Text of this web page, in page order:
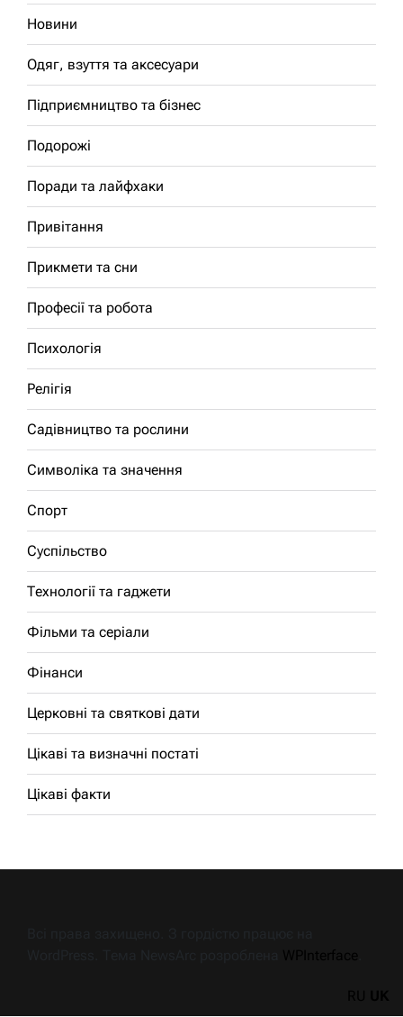
Новини
Одяг, взуття та аксесуари
Підприємництво та бізнес
Подорожі
Поради та лайфхаки
Привітання
Прикмети та сни
Професії та робота
Психологія
Релігія
Садівництво та рослини
Символіка та значення
Спорт
Суспільство
Технології та гаджети
Фільми та серіали
Фінанси
Церковні та святкові дати
Цікаві та визначні постаті
Цікаві факти